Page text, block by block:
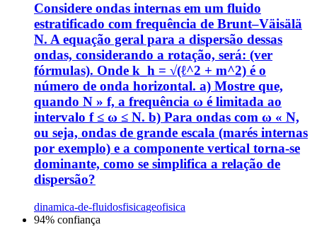
Considere ondas internas em um fluido
estratificado com frequência de Brunt–Väisälä
N. A equação geral para a dispersão dessas
ondas, considerando a rotação, será: (ver
fórmulas). Onde k_h = √(ℓ^2 + m^2) é o
número de onda horizontal. a) Mostre que,
quando N » f, a frequência ω é limitada ao
intervalo f ≤ ω ≤ N. b) Para ondas com ω « N,
ou seja, ondas de grande escala (marés internas
por exemplo) e a componente vertical torna-se
dominante, como se simplifica a relação de
dispersão?
dinamica-de-fluidosfisicageofisica
94% confiança